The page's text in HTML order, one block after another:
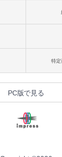
特定
PC版で見る